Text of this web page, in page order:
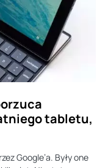
tabletu,
Google’a. Były one